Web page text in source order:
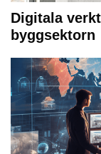
Digitala
byggsektorn